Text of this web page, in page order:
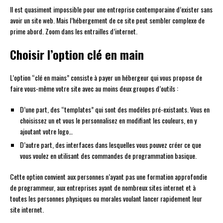
Il est quasiment impossible pour une entreprise contemporaine d’exister sans
avoir un site web. Mais l’hébergement de ce site peut sembler complexe de
prime abord. Zoom dans les entrailles d’internet.
Choisir l’option clé en main
L’option “clé en mains” consiste à payer un hébergeur qui vous propose de
faire vous-même votre site avec au moins deux groupes d’outils :
D’une part, des “templates” qui sont des modèles pré-existants. Vous en
choisissez un et vous le personnalisez en modifiant les couleurs, en y
ajoutant votre logo…
D’autre part, des interfaces dans lesquelles vous pouvez créer ce que
vous voulez en utilisant des commandes de programmation basique.
Cette option convient aux personnes n’ayant pas une formation approfondie
de programmeur, aux entreprises ayant de nombreux sites internet et à
toutes les personnes physiques ou morales voulant lancer rapidement leur
site internet.